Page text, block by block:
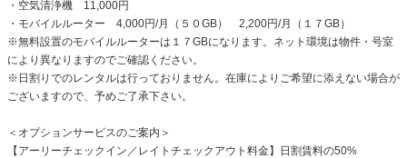
・空気清浄機 11,000円
・モバイルルーター 4,000円/月（５０GB） 2,200円/月（１７GB）
※無料設置のモバイルルーターは１７GBになります。ネット環境は物件・号室
により異なりますのでご確認ください。
※日割りでのレンタルは行っておりません。在庫によりご希望に添えない場合が
ございますので、予めご了承下さい。
＜オプションサービスのご案内＞
【アーリーチェックイン／レイトチェックアウト料金】日割賃料の50%